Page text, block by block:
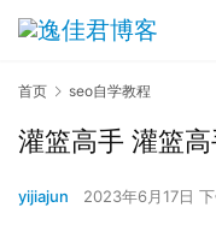
首页 seo自学教程
灌篮高手 灌篮
yijiajun 2023年6月17日